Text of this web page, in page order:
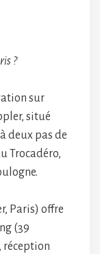
?
sur
situé
deux pas de
Trocadéro,
Paris) offre
(39
réception